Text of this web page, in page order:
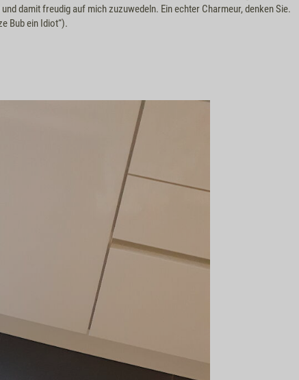
damit freudig auf mich zuzuwedeln. Ein echter Charmeur, denken Sie.
Bub ein Idiot“).